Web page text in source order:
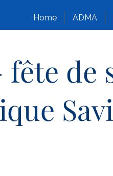
Home ADMA
de